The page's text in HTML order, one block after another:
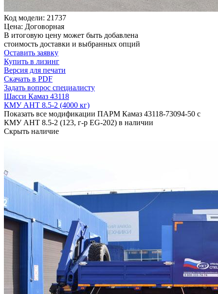
Код модели: 21737
Цена: Договорная
В итоговую цену может быть добавлена
стоимость доставки и выбранных опций
Оставить заявку
Купить в лизинг
Версия для печати
Скачать в PDF
Задать вопрос специалисту
Шасси Камаз 43118
КМУ АНТ 8.5-2 (4000 кг)
Показать все модификации ПАРМ Камаз 43118-73094-50 с
КМУ АНТ 8.5-2 (123, г-р EG-202) в наличии
Скрыть наличие